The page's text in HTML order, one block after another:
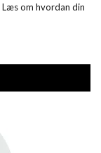
Læs om hvordan din